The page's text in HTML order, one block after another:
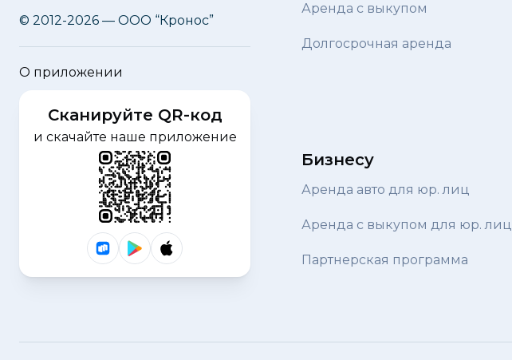
© 2012-2026 — ООО “Кронос”
О приложении
Сканируйте QR-код
и скачайте наше приложение
Аренда с выкупом
Долгосрочная аренда
Бизнесу
Аренда авто для юр. лиц
Аренда с выкупом для юр. лиц
Партнерская программа